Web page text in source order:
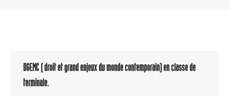
DGEMC ( droit et grand enjeux du monde contemporain) en classe de
terminale.